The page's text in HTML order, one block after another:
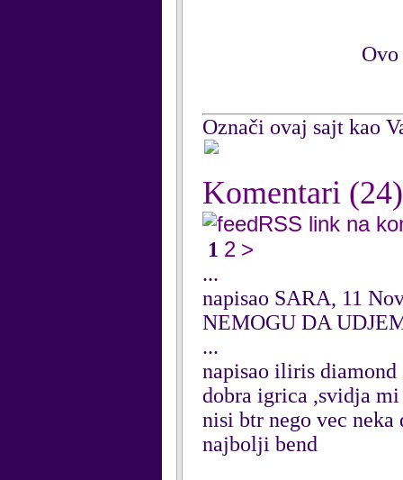
Označi ovaj sajt kao
Komentari (24)
RSS link na
1 2 >
...
napisao SARA, 11
NEMOGU DA
...
napisao iliris diamond
dobra igrica ,svidja
nisi btr nego vec
najbolji bend